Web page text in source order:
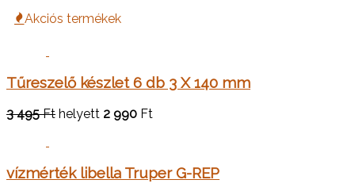
Akciós termékek
Tűreszelő készlet 6 db 3 X 140 mm
3 495 Ft helyett 2 990 Ft
vízmérték libella Truper G-REP